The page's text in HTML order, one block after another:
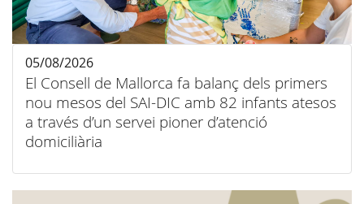
El Consell de Mallorca fa balanç dels primers
nou mesos del SAI-DIC amb 82 infants atesos
a través d’un servei pioner d’atenció
domiciliària
05/08/2026